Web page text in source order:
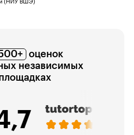
(НИУ ВШЭ)
оценок
независимых